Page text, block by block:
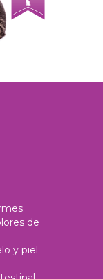
de
y piel